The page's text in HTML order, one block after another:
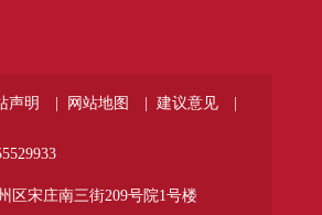
声明 | 网站地图 |
建议意见 |
区宋庄南三街209号院1号楼